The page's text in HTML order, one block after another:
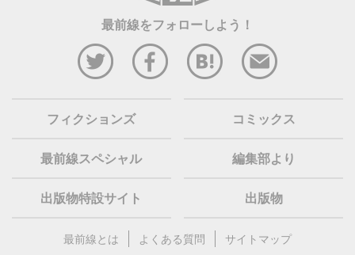
最前線をフォローしよう！
フィクションズ コミックス
最前線スペシャル 編集部より
出版物特設サイト 出版物
最前線とは よくある質問 サイトマップ